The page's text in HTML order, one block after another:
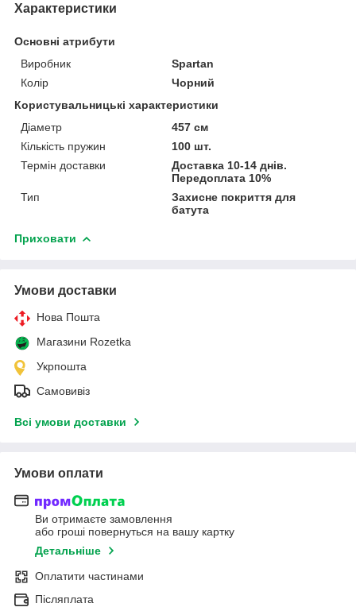
Характеристики
Основні атрибути
Виробник
Spartan
Колір
Чорний
Користувальницькі характеристики
Діаметр
457 см
Кількість пружин
100 шт.
Термін доставки
Доставка 10-14 днів.
Передоплата 10%
Тип
Захисне покриття для
батута
Приховати
Умови доставки
Нова Пошта
Магазини Rozetka
Укрпошта
Самовивіз
Всі умови доставки
Умови оплати
Ви отримаєте замовлення
або гроші повернуться на вашу картку
Детальніше
Оплатити частинами
Післяплата